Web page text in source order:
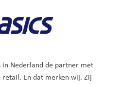
in Nederland de partner met
En dat merken wij. Zij